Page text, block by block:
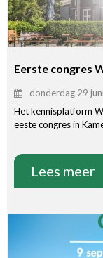
Eerste congres
donderdag 29
Het kennisplatform
eeste congres in
Lees meer